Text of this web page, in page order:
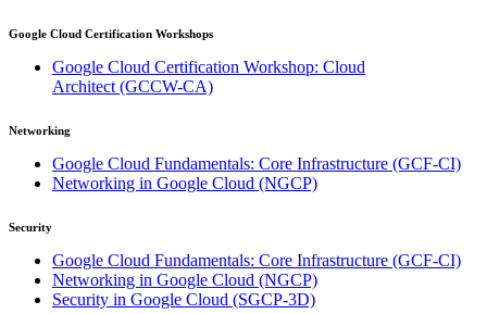
Google Cloud Certification Workshops
Google Cloud Certification Workshop: Cloud
Architect (GCCW-CA)
Networking
Google Cloud Fundamentals: Core Infrastructure (GCF-CI)
Networking in Google Cloud (NGCP)
Security
Google Cloud Fundamentals: Core Infrastructure (GCF-CI)
Networking in Google Cloud (NGCP)
Security in Google Cloud (SGCP-3D)